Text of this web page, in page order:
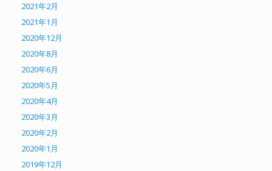
2021年2月
2021年1月
2020年12月
2020年8月
2020年6月
2020年5月
2020年4月
2020年3月
2020年2月
2020年1月
2019年12月